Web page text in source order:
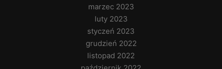
marzec 2023
luty 2023
styczeń 2023
grudzień 2022
listopad 2022